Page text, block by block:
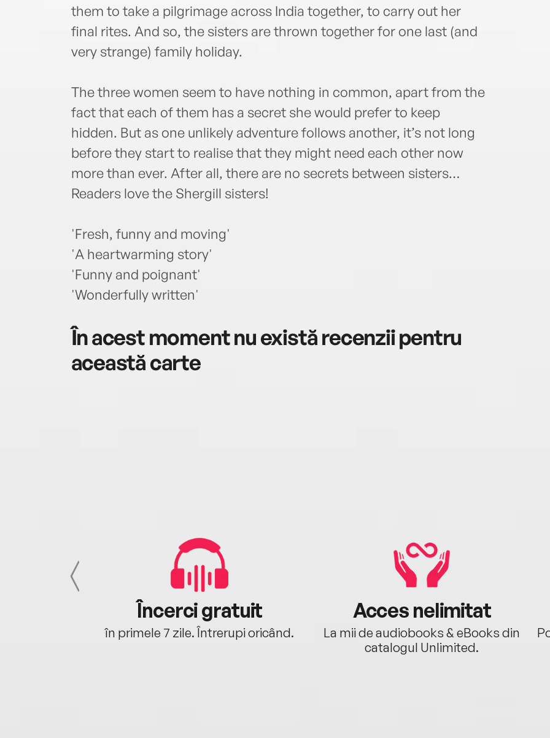
them to take a pilgrimage across India together, to carry out her
final rites. And so, the sisters are thrown together for one last (and
very strange) family holiday.
The three women seem to have nothing in common, apart from the
fact that each of them has a secret she would prefer to keep
hidden. But as one unlikely adventure follows another, it’s not long
before they start to realise that they might need each other now
more than ever. After all, there are no secrets between sisters…
Readers love the Shergill sisters!
'Fresh, funny and moving'
'A heartwarming story'
'Funny and poignant'
'Wonderfully written'
În acest moment nu există recenzii pentru
această carte
Încerci gratuit
în primele 7 zile. Întrerupi oricând.
Acces nelimitat
La mii de audiobooks & eBooks din
catalogul Unlimited.